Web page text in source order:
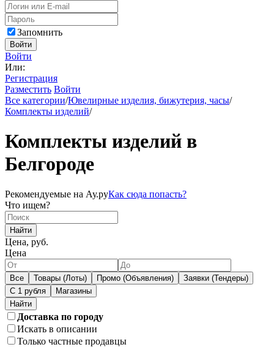
Запомнить
Войти
Войти
Или:
Регистрация
Разместить Войти
Все категории/Ювелирные изделия, бижутерия, часы/
Комплекты изделий/
Комплекты изделий в
Белгороде
Рекомендуемые на Ау.руКак сюда попасть?
Что ищем?
Найти
Цена, руб.
Цена
Все Товары (Лоты) Промо (Объявления)
Заявки (Тендеры)
С 1 рубля
Магазины
Доставка по городу
Искать в описании
Только частные продавцы